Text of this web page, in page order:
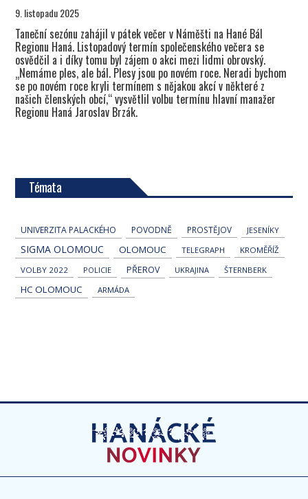
9. listopadu 2025
Taneční sezónu zahájil v pátek večer v Náměšti na Hané Bál
Regionu Haná. Listopadový termín společenského večera se
osvědčil a i díky tomu byl zájem o akci mezi lidmi obrovský.
„Nemáme ples, ale bál. Plesy jsou po novém roce. Neradi bychom
se po novém roce kryli termínem s nějakou akcí v některé z
našich členských obcí,“ vysvětlil volbu termínu hlavní manažer
Regionu Haná Jaroslav Brzák.
Témata
UNIVERZITA PALACKÉHO POVODNĚ PROSTĚJOV JESENÍKY
SIGMA OLOMOUC OLOMOUC TELEGRAPH
KROMĚŘÍŽ
VOLBY 2022
POLICIE PŘEROV UKRAJINA ŠTERNBERK
HC OLOMOUC ARMÁDA